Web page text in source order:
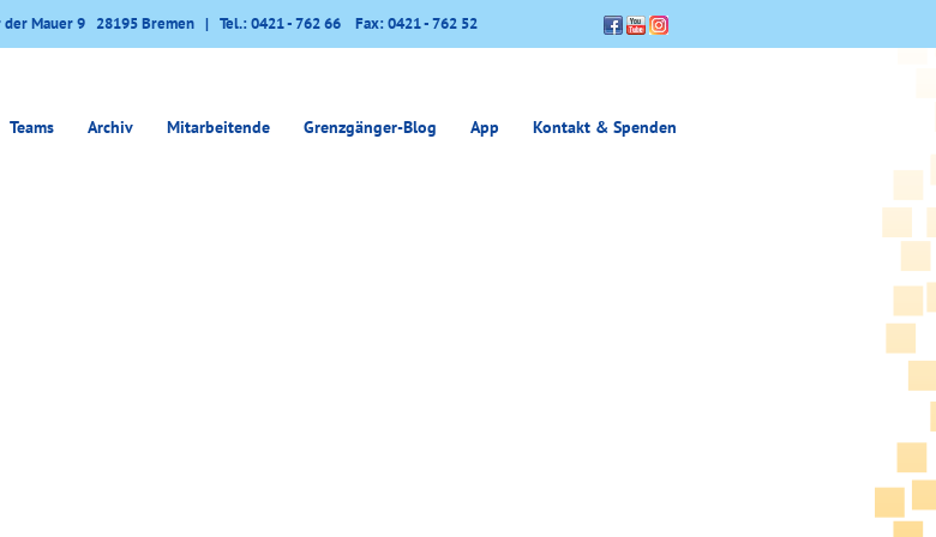
Mauer 9 28195 Bremen | Tel.: 0421 - 762 66 Fax: 0421 - 762 52
Teams Archiv Mitarbeitende Grenzgänger-Blog App Kontakt & Spenden